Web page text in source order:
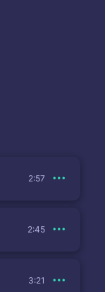
2:57
2:45
3:21